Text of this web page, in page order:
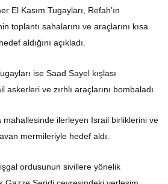
El Kasım Tugayları, Refah’ın
toplantı sahalarını ve araçlarını kısa
aldığını açıkladı.
ise Saad Sayel kışlası
askerleri ve zırhlı araçlarını bombaladı.
ilerleyen İsrail birliklerini ve
mermileriyle hedef aldı.
ordusunun sivillere yönelik
Gazze Şeridi çevresindeki yerleşim